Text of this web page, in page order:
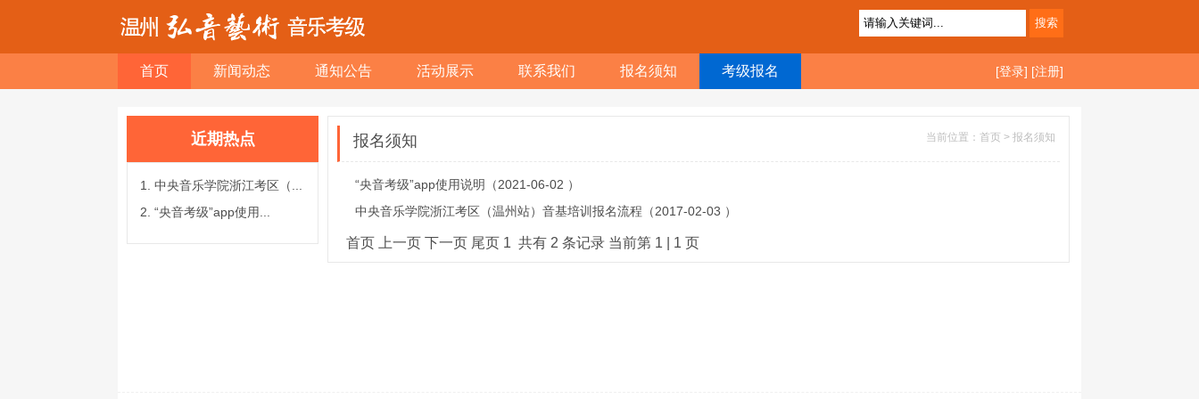
首页 新闻动态 通知公告 活动展示 联系我们 报名须知 考级报名 [登录] [注册]
近期热点
中央音乐学院浙江考区（...
“央音考级”app使用...
报名须知 当前位置：首页 > 报名须知
“央音考级”app使用说明
（2021-06-02 ）
中央音乐学院浙江考区（温州站）音基培训报名流程 （2017-02-03 ）
首页 上一页 下一页 尾页 1 共有 2 条记录 当前第 1 | 1 页